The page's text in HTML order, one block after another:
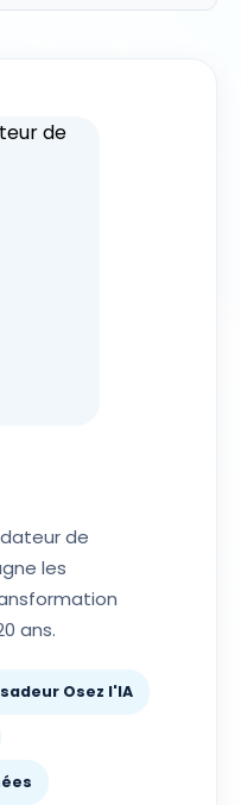
de
les
ans.
Osez l'IA